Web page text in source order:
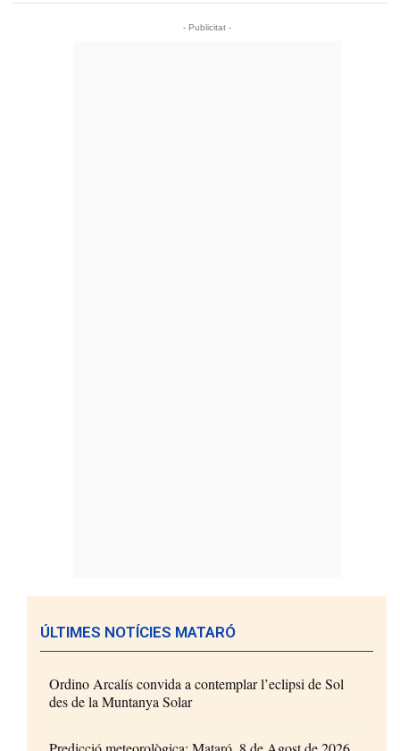
- Publicitat -
ÚLTIMES NOTÍCIES MATARÓ
Ordino Arcalís convida a contemplar l’eclipsi de Sol
des de la Muntanya Solar